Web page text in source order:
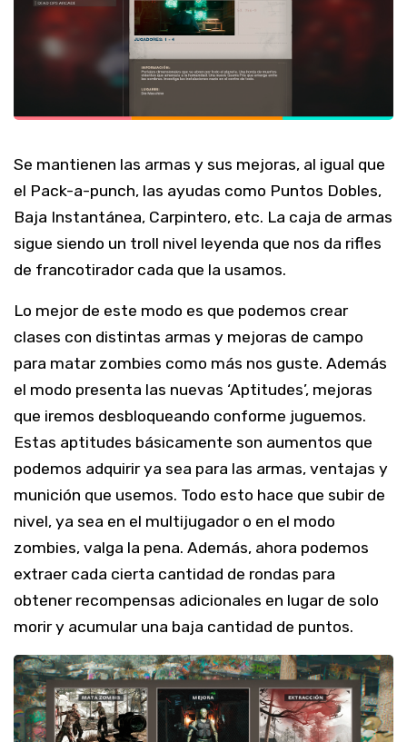
Se mantienen las armas y sus mejoras, al igual que
el Pack-a-punch, las ayudas como Puntos Dobles,
Baja Instantánea, Carpintero, etc. La caja de armas
sigue siendo un troll nivel leyenda que nos da rifles
de francotirador cada que la usamos.
Lo mejor de este modo es que podemos crear
clases con distintas armas y mejoras de campo
para matar zombies como más nos guste. Además
el modo presenta las nuevas ‘Aptitudes’, mejoras
que iremos desbloqueando conforme juguemos.
Estas aptitudes básicamente son aumentos que
podemos adquirir ya sea para las armas, ventajas y
munición que usemos. Todo esto hace que subir de
nivel, ya sea en el multijugador o en el modo
zombies, valga la pena. Además, ahora podemos
extraer cada cierta cantidad de rondas para
obtener recompensas adicionales en lugar de solo
morir y acumular una baja cantidad de puntos.